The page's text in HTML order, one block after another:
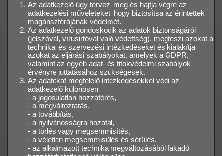
Az adatkezelő úgy tervezi meg és hajtja végre az
adatkezelési műveleteket, hogy biztosítsa az érintettek
magánszférájának védelmét.
Az adatkezelő gondoskodik az adatok biztonságáról
(jelszóval, vírusirtóval való védettség), megteszi azokat a
technikai és szervezési intézkedéseket és kialakítja
azokat az eljárási szabályokat, amelyek a GDPR,
valamint az egyéb adat- és titokvédelmi szabályok
érvényre juttatásához szükségesek.
Az adatokat megfelelő intézkedésekkel védi az
adatkezelő különösen
- a jogosulatlan hozzáférés,
- a megváltoztatás,
- a továbbítás,
- a nyilvánosságra hozatal,
- a törlés vagy megsemmisítés,
- a véletlen megsemmisülés és sérülés,
- az alkalmazott technika megváltozásából fakadó